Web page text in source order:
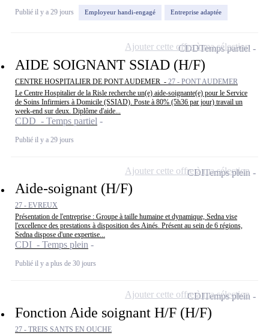
Publié il y a 29 jours Employeur handi-engagé Entreprise adaptée
AIDE SOIGNANT SSIAD (H/F)
CENTRE HOSPITALIER DE PONT AUDEMER - 27 - PONT AUDEMER
Le Centre Hospitalier de la Risle recherche un(e) aide-soignante(e) pour le Service
de Soins Infirmiers à Domicile (SSIAD). Poste à 80% (5h36 par jour) travail un
week-end sur deux. Diplôme d'aide...
CDD - Temps partiel
Publié il y a 29 jours
CDDTemps partiel
Ajouter cette offre à ma sélection
Aide-soignant (H/F)
27 - EVREUX
Présentation de l'entreprise : Groupe à taille humaine et dynamique, Sedna vise
l'excellence des prestations à disposition des Ainés. Présent au sein de 6 régions,
Sedna dispose d'une expertise...
CDI - Temps plein
Publié il y a plus de 30 jours
CDITemps plein
Ajouter cette offre à ma sélection
Fonction Aide soignant H/F (H/F)
27 - TREIS SANTS EN OUCHE
CDITemps plein
Ajouter cette offre à ma sélection